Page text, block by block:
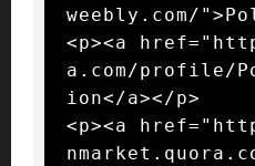
weebly.com/
<p><a
a.com/profile/
ion</a></p>
<p><a